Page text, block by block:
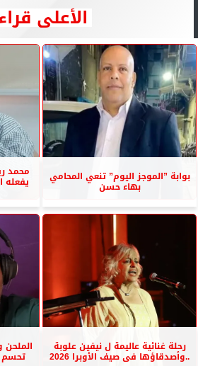
الأعلى
بوابة ”الموجز اليوم” تنعي المحامي
بهاء حسن
محمد
يفعله
رحلة غنائية عاليمة ل نيفين علوبة
..وأصدقاؤها فى صيف الأوبرا 2026 تحسم